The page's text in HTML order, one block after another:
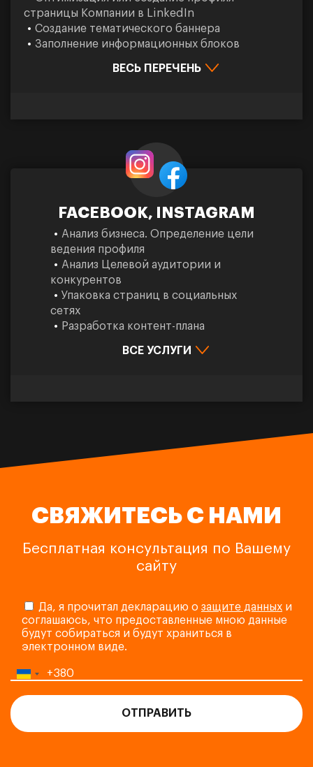
страницы Компании в LinkedIn
Создание тематического баннера
Заполнение информационных блоков
ВЕСЬ ПЕРЕЧЕНЬ
FACEBOOK, INSTAGRAM
Анализ бизнеса. Определение цели
ведения профиля
Анализ Целевой аудитории и
конкурентов
Упаковка страниц в социальных
сетях
Разработка контент-плана
ВСЕ УСЛУГИ
СВЯЖИТЕСЬ С НАМИ
Бесплатная консультация по Вашему
сайту
Да, я прочитал декларацию о защите данных и
соглашаюсь, что предоставленные мною данные
будут собираться и будут храниться в
электронном виде.